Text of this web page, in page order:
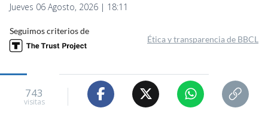
Jueves 06 Agosto, 2026 | 18:11
Seguimos criterios de
Ética y transparencia de BBCL
743
visitas